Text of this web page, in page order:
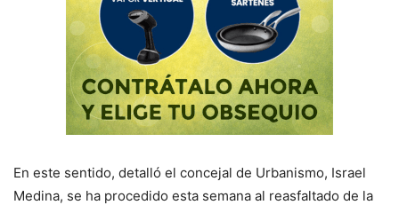
En este sentido, detalló el concejal de Urbanismo, Israel
Medina, se ha procedido esta semana al reasfaltado de la